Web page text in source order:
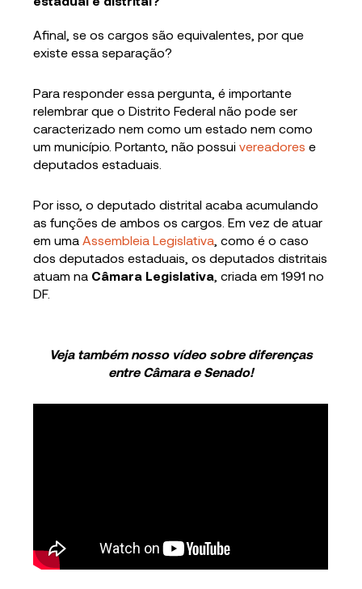
Afinal, se os cargos são equivalentes, por que
existe essa separação?
Para responder essa pergunta, é importante
relembrar que o Distrito Federal não pode ser
caracterizado nem como um estado nem como
um município. Portanto, não possuivereadores e
deputados estaduais.
Por isso, o deputado distrital acaba acumulando
as funções de ambos os cargos. Em vez de atuar
em uma Assembleia Legislativa , como é o caso
dos deputados estaduais, os deputados distritais
atuam na Câmara Legislativa , criada em 1991 no
DF.
Veja também nosso vídeo sobre diferenças
entre Câmara e Senado!